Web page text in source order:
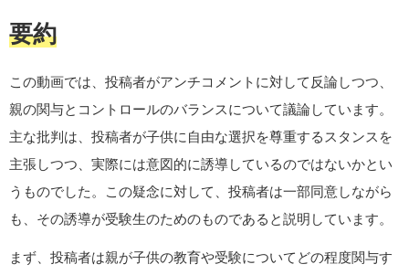
要約
この動画では、投稿者がアンチコメントに対して反論しつつ、
親の関与とコントロールのバランスについて議論しています。
主な批判は、投稿者が子供に自由な選択を尊重するスタンスを
主張しつつ、実際には意図的に誘導しているのではないかとい
うものでした。この疑念に対して、投稿者は一部同意しながら
も、その誘導が受験生のためのものであると説明しています。
まず、投稿者は親が子供の教育や受験についてどの程度関与す